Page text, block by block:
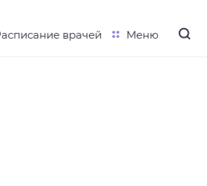
врачей Меню